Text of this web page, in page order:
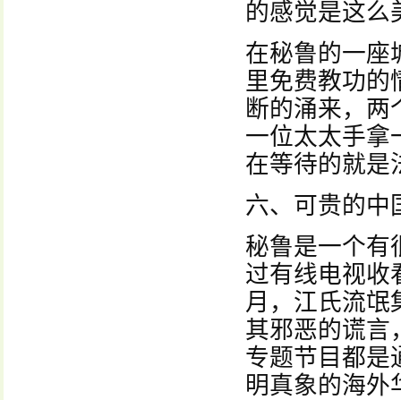
的感觉是这么
在秘鲁的一座
里免费教功的
断的涌来，两
一位太太手拿
在等待的就是
六、可贵的中
秘鲁是一个有
过有线电视收
月，江氏流氓
其邪恶的谎言
专题节目都是
明真象的海外